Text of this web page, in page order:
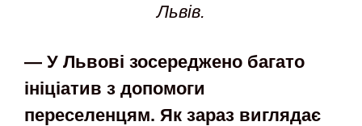
Львів.
— У Львові зосереджено багато
ініціатив з допомоги
переселенцям. Як зараз виглядає